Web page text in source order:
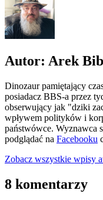
Autor: Arek
Dinozaur pamiętający
posiadacz BBS-a przez
obserwujący jak "dziki
wpływem polityków i
państwówce. Wyznawca
podglądać na Facebooku
Zobacz wszystkie wpisy
8 komentarzy